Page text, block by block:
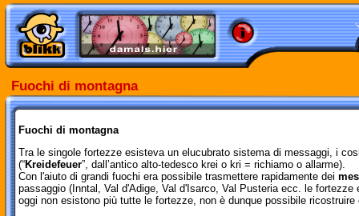
Fuochi di montagna
Fuochi di montagna
Tra le singole fortezze esisteva un elucubrato sistema di messaggi, i
(“Kreidefeuer”, dall’antico alto-tedesco krei o kri = richiamo o allarme).
Con l'aiuto di grandi fuochi era possibile trasmettere rapidamente dei
passaggio (Inntal, Val d'Adige, Val d'Isarco, Val Pusteria ecc. le fortezze
oggi non esistono più tutte le fortezze, non è dunque possibile